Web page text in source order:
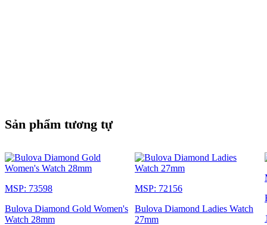
Sản phẩm tương tự
MSP: 73598
Bulova Diamond Gold Women's
Watch 28mm
MSP: 72156
Bulova Diamond Ladies Watch
27mm